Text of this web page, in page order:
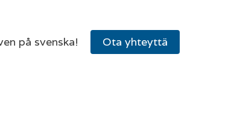
på svenska! Ota yhteyttä